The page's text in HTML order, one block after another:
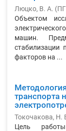
Люцко, В. А. (
Объектом
машин.
стабилизации
факторов на ...
транспорта
Токочакова, Н.
Цель